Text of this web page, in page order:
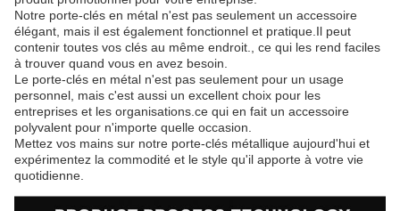
Notre porte-clés en métal n'est pas seulement un accessoire
élégant, mais il est également fonctionnel et pratique.Il peut
contenir toutes vos clés au même endroit., ce qui les rend faciles
à trouver quand vous en avez besoin.
Le porte-clés en métal n'est pas seulement pour un usage
personnel, mais c'est aussi un excellent choix pour les
entreprises et les organisations.ce qui en fait un accessoire
polyvalent pour n'importe quelle occasion.
Mettez vos mains sur notre porte-clés métallique aujourd'hui et
expérimentez la commodité et le style qu'il apporte à votre vie
quotidienne.